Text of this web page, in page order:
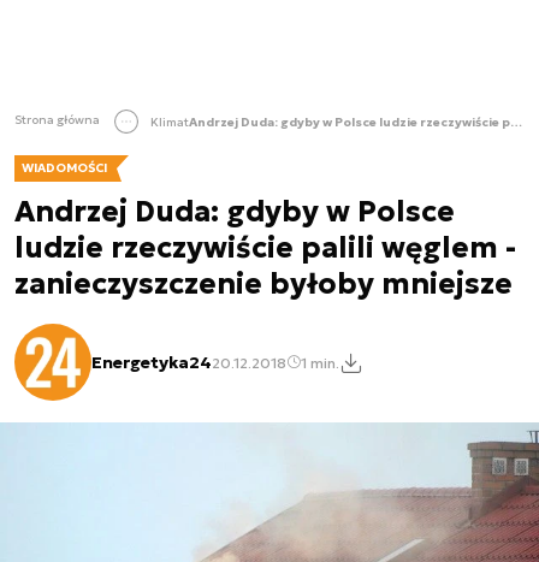
Strona główna Klimat Andrzej Duda: gdyby w Polsce ludzie rzeczywiście palili węglem - zanieczyszczenie byłoby mniejsze
WIADOMOŚCI
Andrzej Duda: gdyby w Polsce
ludzie rzeczywiście palili węglem -
zanieczyszczenie byłoby mniejsze
Energetyka2420.12.2018 1 min.